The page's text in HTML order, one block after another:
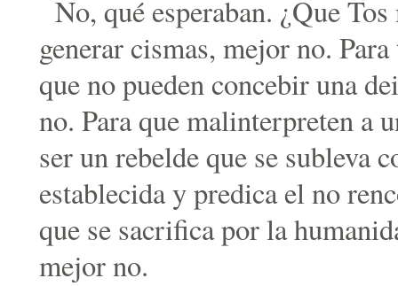
No, qué esperaban. ¿Que
generar cismas, mejor no.
que no pueden concebir una
no. Para que malinterpreten a
ser un rebelde que se subleva
establecida y predica el no
que se sacrifica por la
mejor no.